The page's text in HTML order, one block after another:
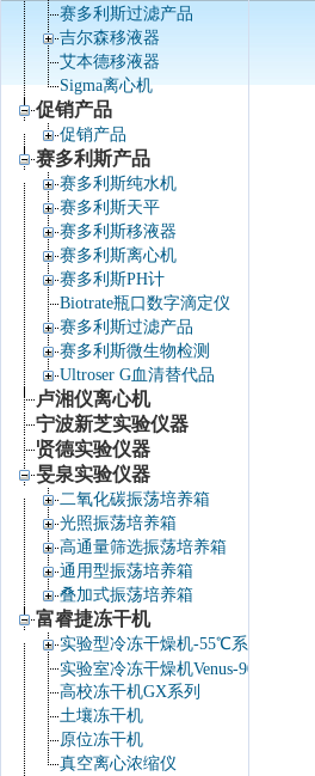
赛多利斯过滤产品
吉尔森移液器
艾本德移液器
Sigma离心机
促销产品
促销产品
赛多利斯产品
赛多利斯纯水机
赛多利斯天平
赛多利斯移液器
赛多利斯离心机
赛多利斯PH计
Biotrate瓶口数字滴定仪
赛多利斯过滤产品
赛多利斯微生物检测
Ultroser G血清替代品
卢湘仪离心机
宁波新芝实验仪器
贤德实验仪器
旻泉实验仪器
二氧化碳振荡培养箱
光照振荡培养箱
高通量筛选振荡培养箱
通用型振荡培养箱
叠加式振荡培养箱
富睿捷冻干机
实验型冷冻干燥机-55℃系列
实验室冷冻干燥机Venus-90℃系列
高校冻干机GX系列
土壤冻干机
原位冻干机
真空离心浓缩仪